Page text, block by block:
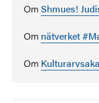
OmShmues!
Om nätverket
Om